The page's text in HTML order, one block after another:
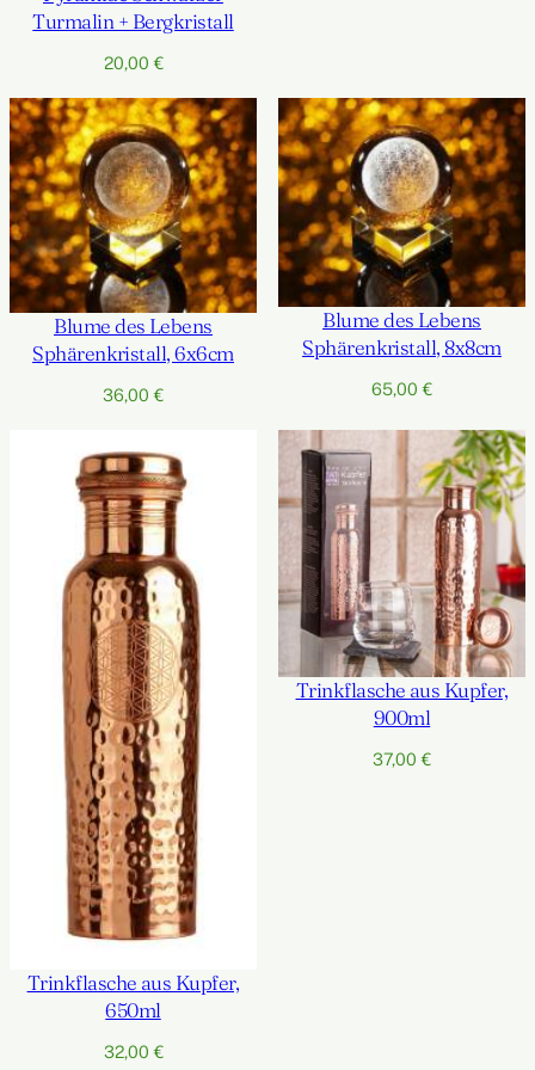
Turmalin + Bergkristall
20,00€
Blume des Lebens
Sphärenkristall, 6x6cm
36,00€
Blume des Lebens
Sphärenkristall, 8x8cm
65,00€
Trinkflasche aus Kupfer,
650ml
32,00€
Trinkflasche aus Kupfer,
900ml
37,00€